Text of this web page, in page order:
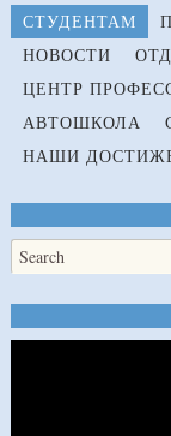
СТУДЕНТАМ
НОВОСТИ
ЦЕНТР
АВТОШКОЛА
НАШИ